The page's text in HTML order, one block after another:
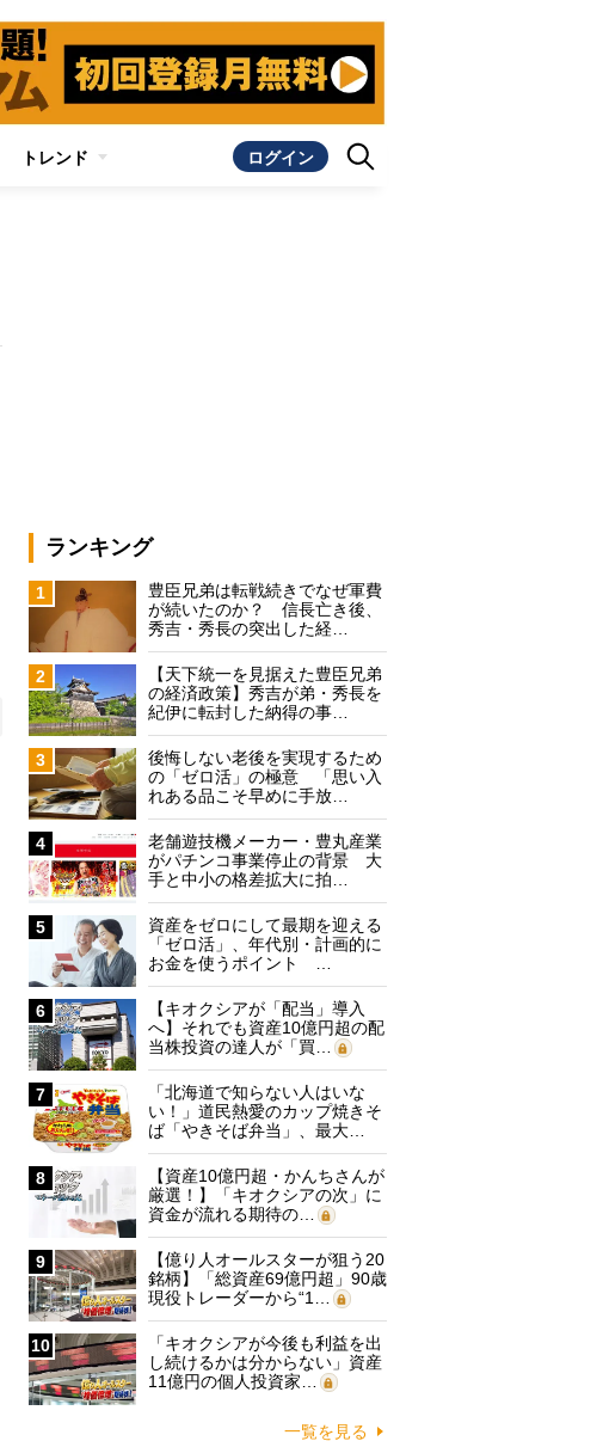
トレンド ログイン
ランキング
1
豊臣兄弟は転戦続きでなぜ軍費
が続いたのか？ 信長亡き後、
秀吉・秀長の突出した経…
2
【天下統一を見据えた豊臣兄弟
の経済政策】秀吉が弟・秀長を
紀伊に転封した納得の事…
3
後悔しない老後を実現するため
の「ゼロ活」の極意 「思い入
れある品こそ早めに手放…
4
老舗遊技機メーカー・豊丸産業
がパチンコ事業停止の背景 大
手と中小の格差拡大に拍…
5
資産をゼロにして最期を迎える
「ゼロ活」、年代別・計画的に
お金を使うポイント …
6
【キオクシアが「配当」導入
へ】それでも資産10億円超の配
当株投資の達人が「買…
7
「北海道で知らない人はいな
い！」道民熱愛のカップ焼きそ
ば「やきそば弁当」、最大…
8
【資産10億円超・かんちさんが
厳選！】「キオクシアの次」に
資金が流れる期待の…
9
【億り人オールスターが狙う20
銘柄】「総資産69億円超」90歳
現役トレーダーから“1…
10
「キオクシアが今後も利益を出
し続けるかは分からない」資産
11億円の個人投資家…
一覧を見る